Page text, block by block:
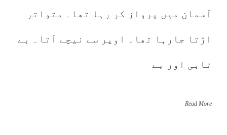
آسمان میں پرواز کر رہا تھا۔ متواتر
اڑتا جارہا تھا۔ اوپر سے نیچے آتا۔ بے
تابی اور بے
Read More